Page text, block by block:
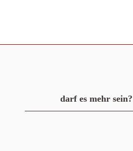
darf es mehr sein?